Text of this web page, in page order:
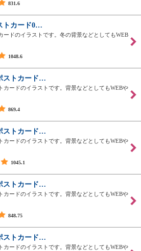
831.6
トカード0…
ードのイラストです。冬の背景などとしてもWEB
1048.6
ストカード…
カードのイラストです。背景などとしてもWEBや
869.4
ストカード…
カードのイラストです。背景などとしてもWEBや
1045.1
ストカード…
カードのイラストです。背景などとしてもWEBや
848.75
ストカード…
カードのイラストです。背景などとしてもWEBや